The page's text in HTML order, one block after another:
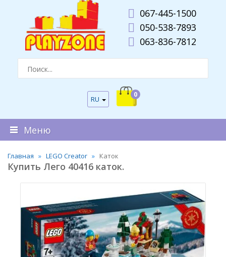
067-445-1500
050-538-7893
063-836-7812
RU
0
Меню
Главная LEGO Creator Каток
Купить Лего 40416 каток.